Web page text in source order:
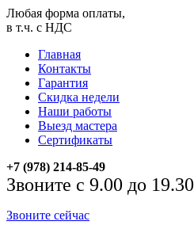
Любая форма оплаты,
в т.ч. с НДС
Главная
Контакты
Гарантия
Скидка недели
Наши работы
Выезд мастера
Сертификаты
+7 (978) 214-85-49
Звоните с 9.00 до 19.30
Звоните сейчас